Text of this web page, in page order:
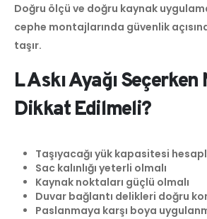
Doğru ölçü ve doğru kaynak
cephe montajlarında güvenlik
taşır.
L Askı Ayağı Seçerken
Dikkat Edilmeli?
Taşıyacağı yük kapasitesi
Sac kalınlığı yeterli olmalı
Kaynak noktaları güçlü olmalı
Duvar bağlantı delikleri doğru
Paslanmaya karşı boya